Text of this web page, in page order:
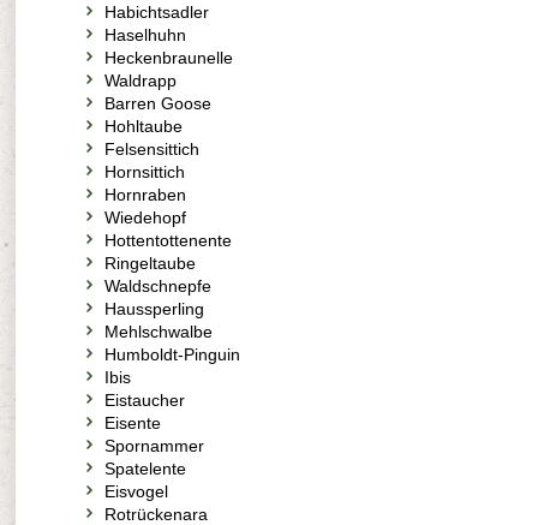
Habichtsadler
Haselhuhn
Heckenbraunelle
Waldrapp
Barren Goose
Hohltaube
Felsensittich
Hornsittich
Hornraben
Wiedehopf
Hottentottenente
Ringeltaube
Waldschnepfe
Haussperling
Mehlschwalbe
Humboldt-Pinguin
Ibis
Eistaucher
Eisente
Spornammer
Spatelente
Eisvogel
Rotrückenara